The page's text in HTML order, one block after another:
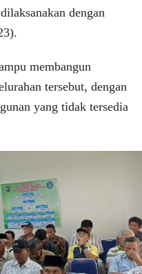
dengan
membangun
tersebut, dengan
yang tidak tersedia